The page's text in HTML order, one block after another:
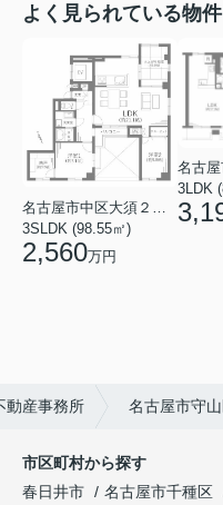
よく見られている物件
3SLDK (98.55㎡)
2,560万円
名古
3LDK
動産事務所 名古屋市守
市区町村から探す
春日井市
名古屋市千種区